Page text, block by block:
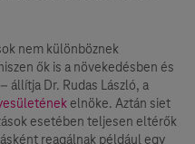
nem különböznek
ők is a növekedésben és
állítja Dr. Rudas László, a
elnöke. Aztán siet
esetében teljesen eltérők
reagálnak például egy